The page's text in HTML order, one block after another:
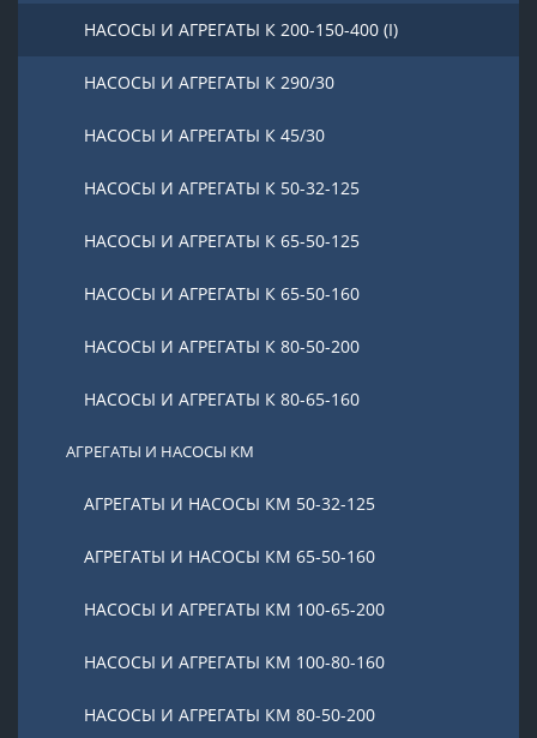
НАСОСЫ И АГРЕГАТЫ К 200-150-400 (I)
НАСОСЫ И АГРЕГАТЫ К 290/30
НАСОСЫ И АГРЕГАТЫ К 45/30
НАСОСЫ И АГРЕГАТЫ К 50-32-125
НАСОСЫ И АГРЕГАТЫ К 65-50-125
НАСОСЫ И АГРЕГАТЫ К 65-50-160
НАСОСЫ И АГРЕГАТЫ К 80-50-200
НАСОСЫ И АГРЕГАТЫ К 80-65-160
АГРЕГАТЫ И НАСОСЫ КМ
АГРЕГАТЫ И НАСОСЫ КМ 50-32-125
АГРЕГАТЫ И НАСОСЫ КМ 65-50-160
НАСОСЫ И АГРЕГАТЫ КМ 100-65-200
НАСОСЫ И АГРЕГАТЫ КМ 100-80-160
НАСОСЫ И АГРЕГАТЫ КМ 80-50-200